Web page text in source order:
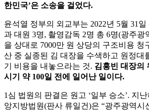
한민국’은 소송을 걸었다.
윤석열 정부의 외교부는 2022년 5월 31
과 대원 3명, 촬영감독 2명 총 6명(광주광
을 상대로 7000만 원 상당의 구조비용 청
산 중 실종된 김 대장을 수색하고 원정대
기 비용을 내놓으라는 것. 김홍빈 대장의
시기 약 100일 전에 일어난 일이다.
1심 법원의 판결은 원고 ‘일부 승소’. 지
앙지방법원(판사 류일건)은 “광주광역시